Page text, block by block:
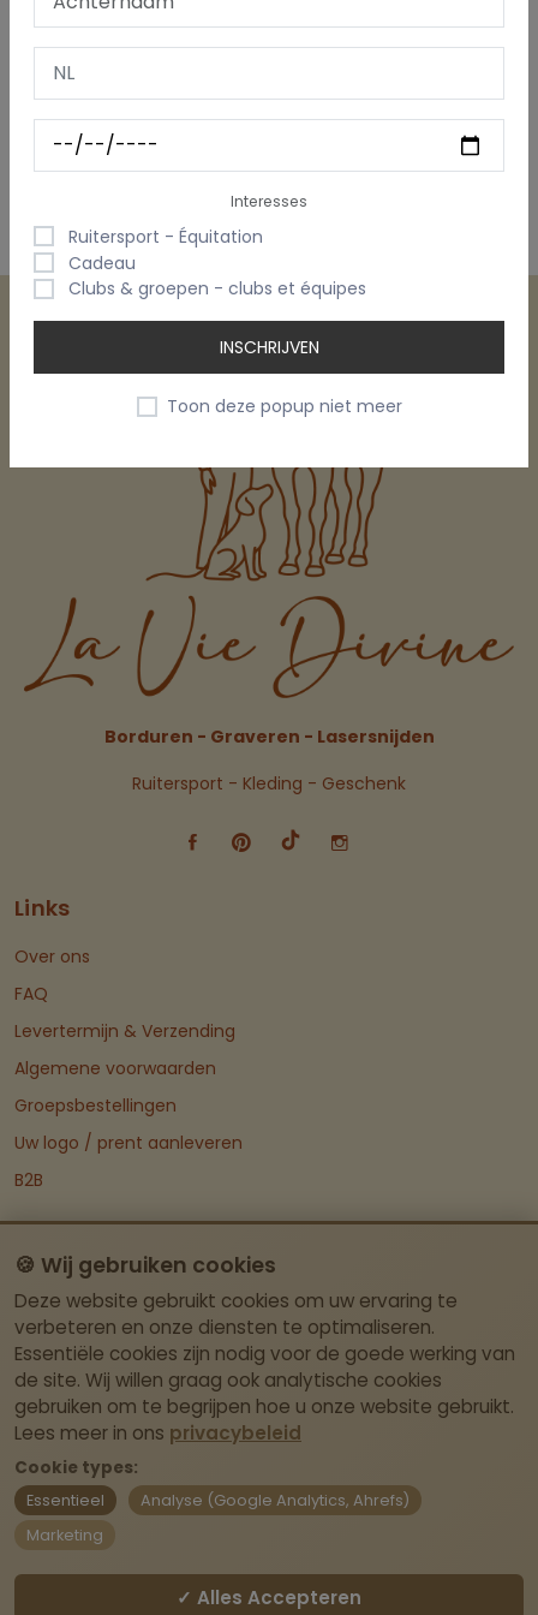
Borduren - Graveren - Lasersnijden
Ruitersport - Kleding - Geschenk
Links
Over ons
FAQ
Levertermijn & Verzending
Algemene voorwaarden
Groepsbestellingen
Uw logo / prent aanleveren
B2B
Categorie
Groepen
Kleding & Textiel
Deco & Cadeau
Dieren
Ruitersport
Stockverkoop
Mijn Account
🍪 Wij gebruiken cookies
Deze website gebruikt cookies om uw ervaring te
verbeteren en onze diensten te optimaliseren.
Essentiële cookies zijn nodig voor de goede werking van
de site. Wij willen graag ook analytische cookies
gebruiken om te begrijpen hoe u onze website gebruikt.
Lees meer in ons privacybeleid
Cookie types:
Essentieel
Analyse (Google Analytics, Ahrefs)
Marketing
✓ Alles Accepteren
Interesses
Ruitersport - Équitation
Cadeau
Clubs & groepen - clubs et équipes
INSCHRIJVEN
Toon deze popup niet meer